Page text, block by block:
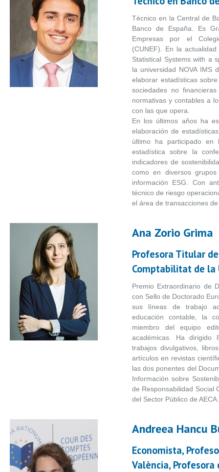
Técnico en la Central de
Banco de España. Es
Empresas por el
(CUNEF). En la
Statistical Systems with a
la universidad NOVA IMS
elaborar estadísticas
sociedades no
normativas y contables a
con las que opera.
En los últimos años ha
elaboración de
último ha participado en
estadística sobre la
indicadores de
como en diversos
información ESG. Con
técnico de riesgo
el área de transacciones
Ana Zorio Grima
Profesora Titular
Comptabilitat de la
Premio Extraordinario de
con Sello de Doctorado
sus líneas de trabajo
educación contable, la
miembro del equipo
académicas. Ha dirigido
trabajos divulgativos,
artículos en revistas
las dos ponentes del
Información sobre
de Responsabilidad Social
del Sector Público de AECA.
Andreea Hancu
Economista,
València,